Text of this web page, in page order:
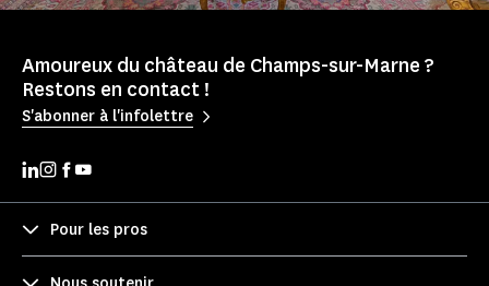
Amoureux du château de Champs-sur-Marne ?
Restons en contact !
S'abonner à l'infolettre
Pour les pros